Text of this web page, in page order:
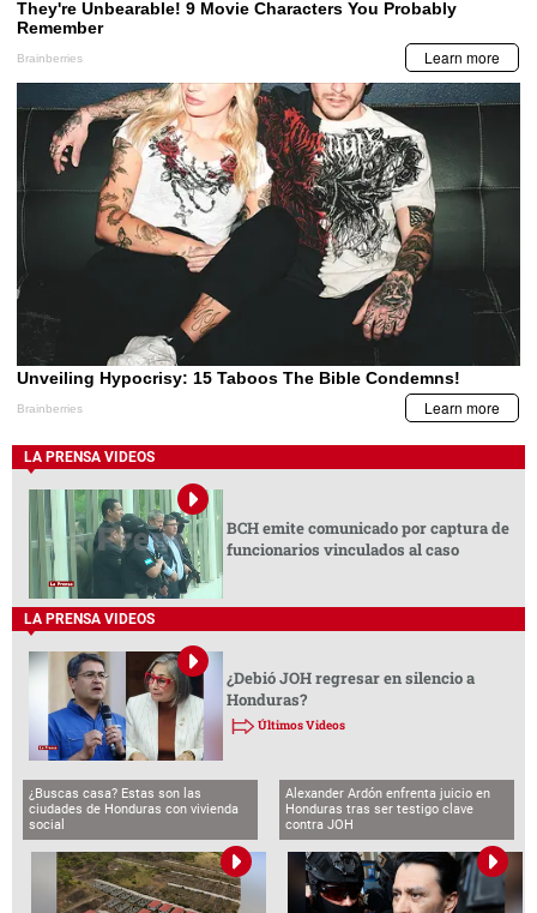
LA PRENSA VIDEOS
BCH emite comunicado por captura de
funcionarios vinculados al caso
LA PRENSA VIDEOS
¿Debió JOH regresar en silencio a
Honduras?
Últimos Videos
¿Buscas casa? Estas son las
ciudades de Honduras con vivienda
social
Alexander Ardón enfrenta juicio en
Honduras tras ser testigo clave
contra JOH